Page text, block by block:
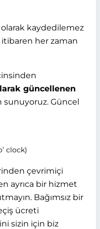
kaydedilemez
itibaren her zaman
güncellenen
sunuyoruz. Güncel
clock)
çevrimiçi
ayrıca bir hizmet
Bağımsız bir
ücreti
sizin için biz